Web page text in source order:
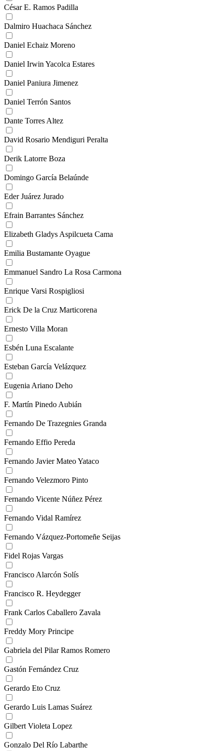
César E. Ramos Padilla
Dalmiro Huachaca Sánchez
Daniel Echaiz Moreno
Daniel Irwin Yacolca Estares
Daniel Paniura Jimenez
Daniel Terrón Santos
Dante Torres Altez
David Rosario Mendiguri Peralta
Derik Latorre Boza
Domingo García Belaúnde
Eder Juárez Jurado
Efrain Barrantes Sánchez
Elizabeth Gladys Aspilcueta Cama
Emilia Bustamante Oyague
Emmanuel Sandro La Rosa Carmona
Enrique Varsi Rospigliosi
Erick De la Cruz Marticorena
Ernesto Villa Moran
Esbén Luna Escalante
Esteban García Velázquez
Eugenia Ariano Deho
F. Martín Pinedo Aubián
Fernando De Trazegnies Granda
Fernando Effio Pereda
Fernando Javier Mateo Yataco
Fernando Velezmoro Pinto
Fernando Vicente Núñez Pérez
Fernando Vidal Ramírez
Fernando Vázquez-Portomeñe Seijas
Fidel Rojas Vargas
Francisco Alarcón Solís
Francisco R. Heydegger
Frank Carlos Caballero Zavala
Freddy Mory Principe
Gabriela del Pilar Ramos Romero
Gastón Fernández Cruz
Gerardo Eto Cruz
Gerardo Luis Lamas Suárez
Gilbert Violeta Lopez
Gonzalo Del Río Labarthe